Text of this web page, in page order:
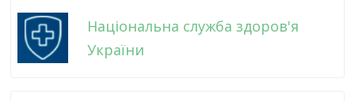
Національна служба здоров'я
України